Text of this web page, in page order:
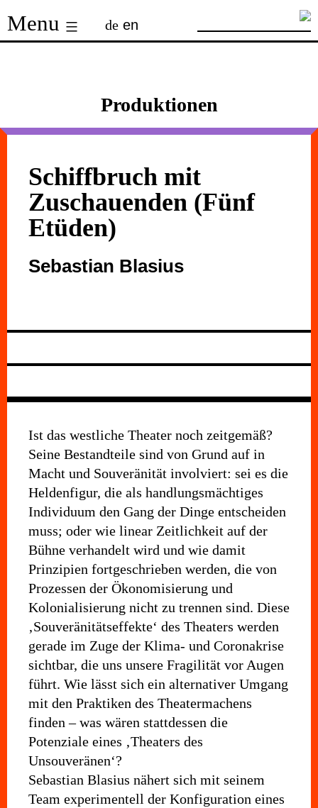
toMenu de en
Produktionen
Schiffbruch mit
Zuschauenden (Fünf
Etüden)
Sebastian Blasius
Ist das westliche Theater noch zeitgemäß?
Seine Bestandteile sind von Grund auf in
Macht und Souveränität involviert: sei es die
Heldenfigur, die als handlungsmächtiges
Individuum den Gang der Dinge entscheiden
muss; oder wie linear Zeitlichkeit auf der
Bühne verhandelt wird und wie damit
Prinzipien fortgeschrieben werden, die von
Prozessen der Ökonomisierung und
Kolonialisierung nicht zu trennen sind. Diese
‚Souveränitätseffekte‘ des Theaters werden
gerade im Zuge der Klima- und Coronakrise
sichtbar, die uns unsere Fragilität vor Augen
führt. Wie lässt sich ein alternativer Umgang
mit den Praktiken des Theatermachens
finden – was wären stattdessen die
Potenziale eines ‚Theaters des
Unsouveränen‘?
Sebastian Blasius nähert sich mit seinem
Team experimentell der Konfiguration eines